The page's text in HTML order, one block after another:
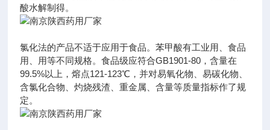
酸水解制得。
氯化法的产品不适于应用于食品。苯甲酸有工业用、食品
用、用等不同规格。食品级应符合GB1901-80，含量在
99.5%以上，熔点121-123℃，并对易氧化物、易碳化物、
含氯化合物、灼烧残渣、重金属、含量等质量指标作了规
定。